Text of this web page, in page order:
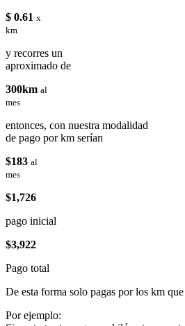
$ 0.61 x
km
y recorres un
aproximado de
300km al
mes
entonces, con nuestra modalidad
de pago por km serían
$183 al
mes
$1,726
pago inicial
$3,922
Pago total
De esta forma solo pagas por los km
Por ejemplo: